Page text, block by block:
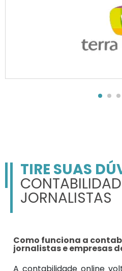
TIRE SUAS
JORNALISTAS
Como funciona a
jornalistas e empresas